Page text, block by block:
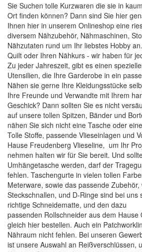
Sie Suchen tolle Kurzwaren die sie in
Ort finden können? Dann sind Sie hier
Ihnen hier in unserem Onlineshop eine
diversem Nähzubehör, Nähmaschinen,
Nähzutaten rund um Ihr liebstes Hobby
Quilt oder Ihren Nähkurs - wir haben für
Zu jeder Jahreszeit, gibt es einen
Utensilien, die Ihre Garderobe in ein
Nähen sie gerne Ihre Kleidungsstücke
Ihre Freunde und Verwandte mit Ihrem
Geschick? Dann sollten Sie es nicht
auf unsere tollen Spitzen, Bänder und
nähen Sie sich nicht eine Tasche oder
Tolle Stoffe, passende Vlieseinlagen und
Hause Freudenberg Vlieseline, um Ihr
nehmen halten wir für Sie bereit. Und
Umhängetasche werden, darf der
fehlen. Taschengurte in vielen tollen
Meterware, sowie das passende Zubehör,
Steckschnallen, und D-Ringe sind bei uns
richtige Schneidematte, und den dazu
passenden Rollschneider aus dem Hause
gleich hier bestellen. Auch ein
Nähraum nicht fehlen. Bei unseren
ist unsere Auswahl an Reißverschlüssen,